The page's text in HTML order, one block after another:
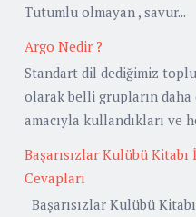
Tutumlu olmayan , savur...
Argo Nedir ?
Standart dil dediğimiz
olarak belli grupların
amacıyla kullandıkları ve
Başarısızlar Kulübü
Cevapları
Başarısızlar Kulübü